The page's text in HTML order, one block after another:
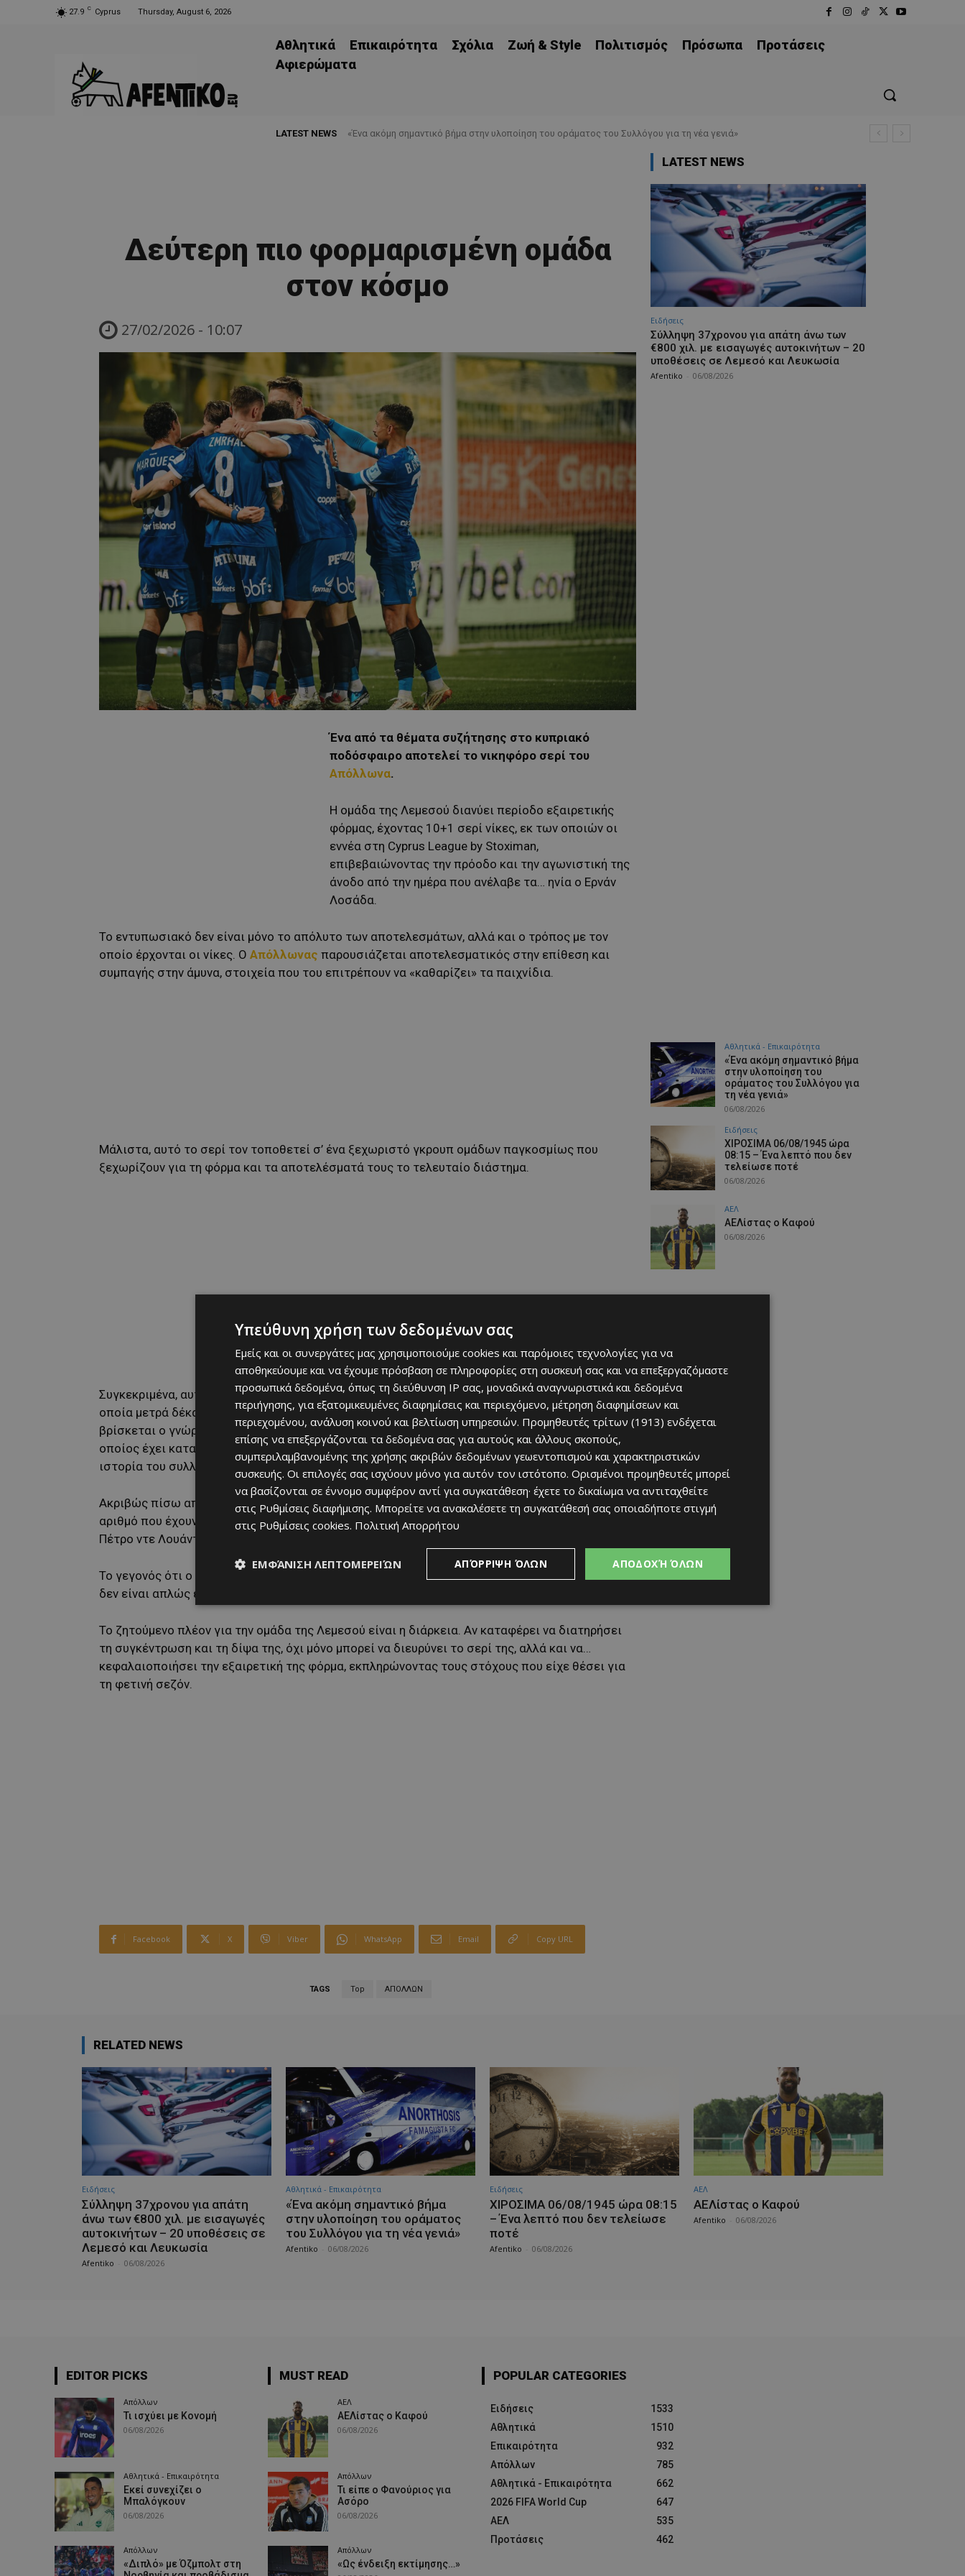
27.9 C Cyprus Thursday, August 6, 2026
Αθλητικά Επικαιρότητα Σχόλια Ζωή & Style Πολιτισμός Πρόσωπα
Προτάσεις
Aφιερώματα
LATEST NEWS «Ένα ακόμη σημαντικό βήμα στην υλοποίηση του οράματος του Συλλόγου για τη νέα γενιά»
Δεύτερη πιο φορμαρισμένη ομάδα
στον κόσμο
27/02/2026 - 10:07
Ένα από τα θέματα συζήτησης στο κυπριακό
ποδόσφαιρο αποτελεί το νικηφόρο σερί του
Απόλλωνα.
Η ομάδα της Λεμεσού διανύει περίοδο εξαιρετικής
φόρμας, έχοντας 10+1 σερί νίκες, εκ των οποιών οι
εννέα στη Cyprus League by Stoximan,
επιβεβαιώνοντας την πρόοδο και την αγωνιστική της
άνοδο από την ημέρα που ανέλαβε τα… ηνία ο Ερνάν
Λοσάδα.
Το εντυπωσιακό δεν είναι μόνο το απόλυτο των αποτελεσμάτων, αλλά και ο τρόπος με τον
οποίο έρχονται οι νίκες. Ο Απόλλωνας παρουσιάζεται αποτελεσματικός στην επίθεση και
συμπαγής στην άμυνα, στοιχεία που του επιτρέπουν να «καθαρίζει» τα παιχνίδια.
Μάλιστα, αυτό το σερί τον τοποθετεί σ’ ένα ξεχωριστό γκρουπ ομάδων παγκοσμίως που
ξεχωρίζουν για τη φόρμα και τα αποτελέσματά τους το τελευταίο διάστημα.
Συγκεκριμένα, αυτή τη στιγμή η πιο φορμαρισμένη ομάδα στον κόσμο θεωρείται η Σαμπάχ, η
οποία μετρά δέκα συνεχόμενες νίκες στο πρωτάθλημα του Αζερμπαϊτζάν. Στον πάγκο της
βρίσκεται ο γνώριμός μας από το πέρασμά του από την Ομόνοια, Βάλντας Νταμπράουσκας, ο
οποίος έχει καταφέρει να δημιουργήσει ένα σύνολο που οδεύει προς τον πρώτο τίτλο στην
ιστορία του συλλόγου, παίρνοντας τα σκήπτρα από την Καραμπάχ.
Ακριβώς πίσω από τη Σαμπάχ ακολουθεί οΑπόλλωναςμε τις εννέα διαδοχικές επιτυχίες,
αριθμό που έχουν επίσης πετύχει η Αλ Νασρ του Κριστιάνο Ρονάλντο, η CFR Κλουζ, η Τουν και η
Πέτρο ντε Λουάντα.
Το γεγονός ότι ο
συγκαταλέγεται σε αυτή τη λίστα αποδεικνύει πως η πορεία του
δεν είναι απλώς ένα… εντός συνόρων επίτευγμα, αλλά μια επιτυχία με διεθνή απήχηση.
Το ζητούμενο πλέον για την ομάδα της Λεμεσού είναι η διάρκεια. Αν καταφέρει να διατηρήσει
τη συγκέντρωση και τη δίψα της, όχι μόνο μπορεί να διευρύνει το σερί της, αλλά και να…
κεφαλαιοποιήσει την εξαιρετική της φόρμα, εκπληρώνοντας τους στόχους που είχε θέσει για
τη φετινή σεζόν.
Facebook X Viber WhatsApp Email Copy URL
TAGS Top ΑΠΟΛΛΩΝ
LATEST NEWS
Ειδήσεις
Σύλληψη 37χρονου για απάτη άνω των
€800 χιλ. με εισαγωγές αυτοκινήτων – 20
υποθέσεις σε Λεμεσό και Λευκωσία
Afentiko 06/08/2026
Αθλητικά - Επικαιρότητα
«Ένα ακόμη σημαντικό βήμα
στην υλοποίηση του
οράματος του Συλλόγου για
τη νέα γενιά»
06/08/2026
Ειδήσεις
ΧΙΡΟΣΙΜΑ 06/08/1945 ώρα
08:15 – Ένα λεπτό που δεν
τελείωσε ποτέ
06/08/2026
ΑΕΛ
ΑΕΛίστας ο Καφού
06/08/2026
RELATED NEWS
Ειδήσεις
Σύλληψη 37χρονου για απάτη
άνω των €800 χιλ. με εισαγωγές
αυτοκινήτων – 20 υποθέσεις σε
Λεμεσό και Λευκωσία
Afentiko 06/08/2026
Αθλητικά - Επικαιρότητα
«Ένα ακόμη σημαντικό βήμα
στην υλοποίηση του οράματος
του Συλλόγου για τη νέα γενιά»
Afentiko 06/08/2026
Ειδήσεις
ΧΙΡΟΣΙΜΑ 06/08/1945 ώρα 08:15
– Ένα λεπτό που δεν τελείωσε
ποτέ
Afentiko 06/08/2026
ΑΕΛ
ΑΕΛίστας ο Καφού
Afentiko 06/08/2026
EDITOR PICKS
Απόλλων
Τι ισχύει με Κονομή
06/08/2026
Αθλητικά - Επικαιρότητα
Εκεί συνεχίζει ο
Μπαλόγκουν
06/08/2026
Απόλλων
«Διπλό» με Όζμπολτ στη
MUST READ
ΑΕΛ
ΑΕΛίστας ο Καφού
06/08/2026
Απόλλων
Τι είπε ο Φανούριος για
Ασόρο
06/08/2026
Απόλλων
«Ως ένδειξη εκτίμησης…»
POPULAR CATEGORIES
Ειδήσεις
1533
Αθλητικά
1510
Επικαιρότητα
932
Απόλλων
785
Αθλητικά - Επικαιρότητα
662
2026 FIFA World Cup
647
ΑΕΛ
535
Προτάσεις
462
Υπεύθυνη χρήση των δεδομένων σας
Εμείς και οι συνεργάτες μας χρησιμοποιούμε cookies και παρόμοιες τεχνολογίες για να
αποθηκεύουμε και να έχουμε πρόσβαση σε πληροφορίες στη συσκευή σας και να επεξεργαζόμαστε
προσωπικά δεδομένα, όπως τη διεύθυνση IP σας, μοναδικά αναγνωριστικά και δεδομένα
περιήγησης, για εξατομικευμένες διαφημίσεις και περιεχόμενο, μέτρηση διαφημίσεων και
περιεχομένου, ανάλυση κοινού και βελτίωση υπηρεσιών. Προμηθευτές τρίτων (1913) ενδέχεται
επίσης να επεξεργάζονται τα δεδομένα σας για αυτούς και άλλους σκοπούς,
συμπεριλαμβανομένης της χρήσης ακριβών δεδομένων γεωεντοπισμού και χαρακτηριστικών
συσκευής. Οι επιλογές σας ισχύουν μόνο για αυτόν τον ιστότοπο. Ορισμένοι προμηθευτές μπορεί
να βασίζονται σε έννομο συμφέρον αντί για συγκατάθεση· έχετε το δικαίωμα να αντιταχθείτε
στις Ρυθμίσεις διαφήμισης. Μπορείτε να ανακαλέσετε τη συγκατάθεσή σας οποιαδήποτε στιγμή
στις Ρυθμίσεις cookies. Πολιτική Απορρήτου
ΑΠΟΔΟΧΉ ΌΛΩΝ
ΑΠΌΡΡΙΨΗ ΌΛΩΝ
ΕΜΦΆΝΙΣΗ ΛΕΠΤΟΜΕΡΕΙΏΝ